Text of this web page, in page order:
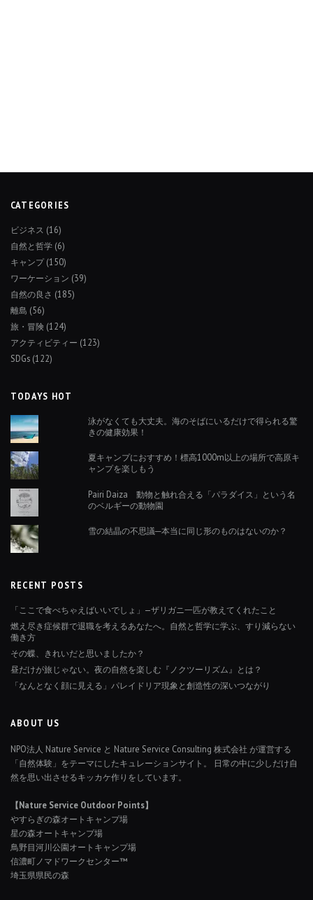
CATEGORIES
ビジネス (16)
自然と哲学 (6)
キャンプ(150)
ワーケーション (39)
自然の良さ (185)
離島 (56)
旅・冒険 (124)
アクティビティー (123)
SDGs (122)
TODAYS HOT
泳がなくても大丈夫。海のそばにいるだけで得られる驚
きの健康効果！
夏キャンプにおすすめ！標高1000m以上の場所で高原キ
ャンプを楽しもう
Pairi Daiza 動物と触れ合える「パラダイス」という名
のベルギーの動物園
雪の結晶の不思議─本当に同じ形のものはないのか？
RECENT POSTS
「ここで食べちゃえばいいでしょ」—ザリガニ一匹が教えてくれたこと
燃え尽き症候群で退職を考えるあなたへ。自然と哲学に学ぶ、すり減らない
働き方
その蝶、きれいだと思いましたか？
昼だけが旅じゃない。夜の自然を楽しむ『ノクツーリズム』とは？
「なんとなく顔に見える」パレイドリア現象と創造性の深いつながり
ABOUT US
NPO法人 Nature Service と Nature Service Consulting 株式会社 が運営する
「自然体験」をテーマにしたキュレーションサイト。 日常の中に少しだけ自
然を思い出させるキッカケ作りをしています。
【Nature Service Outdoor Points】
やすらぎの森オートキャンプ場
星の森オートキャンプ場
鳥野目河川公園オートキャンプ場
信濃町ノマドワークセンター™
埼玉県県民の森